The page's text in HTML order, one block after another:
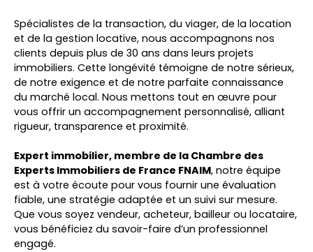
Spécialistes de la transaction, du viager, de la location
et de la gestion locative, nous accompagnons nos
clients depuis plus de 30 ans dans leurs projets
immobiliers. Cette longévité témoigne de notre sérieux,
de notre exigence et de notre parfaite connaissance
du marché local. Nous mettons tout en œuvre pour
vous offrir un accompagnement personnalisé, alliant
rigueur, transparence et proximité.
Expert immobilier, membre de la Chambre des
Experts Immobiliers de France FNAIM, notre équipe
est à votre écoute pour vous fournir une évaluation
fiable, une stratégie adaptée et un suivi sur mesure.
Que vous soyez vendeur, acheteur, bailleur ou locataire,
vous bénéficiez du savoir-faire d’un professionnel
engagé.